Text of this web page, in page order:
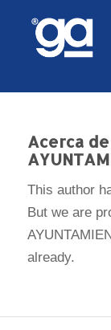
Acerca de
This author
But we are
already.